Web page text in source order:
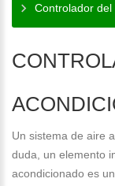
Controlador
Un sistema de aire
duda, un elemento
acondicionado es